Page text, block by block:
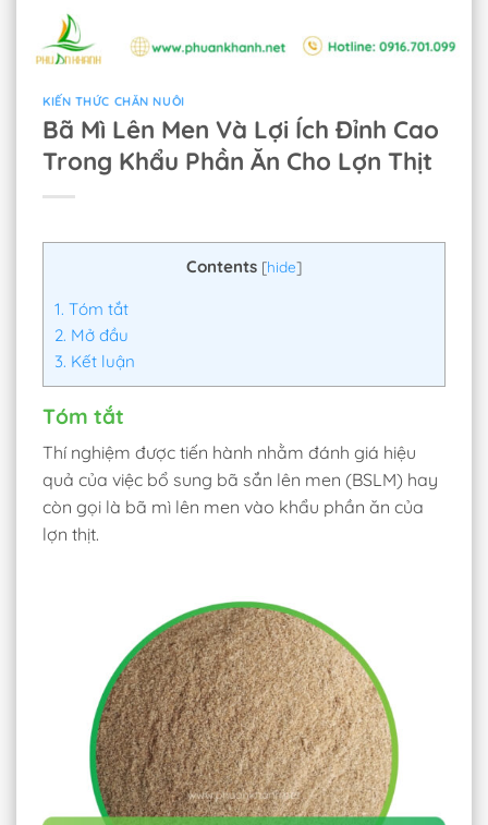
KIẾN THỨC CHĂN NUÔI
Bã Mì Lên Men Và Lợi Ích Đỉnh Cao
Trong Khẩu Phần Ăn Cho Lợn Thịt
Contents [hide]
1. Tóm tắt
2. Mở đầu
3. Kết luận
Tóm tắt
Thí nghiệm được tiến hành nhằm đánh giá hiệu
quả của việc bổ sung bã sắn lên men (BSLM) hay
còn gọi là bã mì lên men vào khẩu phần ăn của
lợn thịt.